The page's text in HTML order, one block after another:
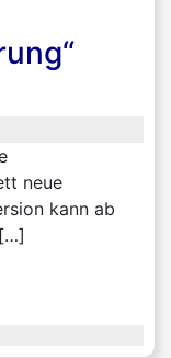
neue
kann ab